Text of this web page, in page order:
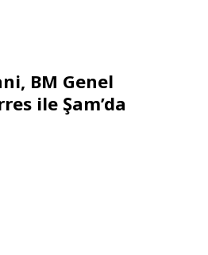
BM Genel
ile Şam’da